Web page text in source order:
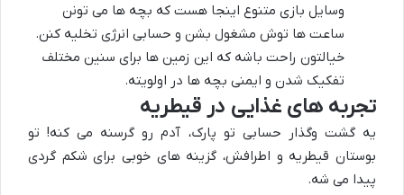
وسایل بازی متنوع اینجا هست که بچه ها می تونن
ساعت ها توش مشغول بشن و حسابی انرژی تخلیه کنن.
خیالتون راحت باشه که این زمین ها برای سنین مختلف
تفکیک شدن و ایمنی بچه ها در اولویته.
تجربه های غذایی در قیطریه
یه گشت وگذار حسابی تو پارک، آدم رو گرسنه می کنه! تو
بوستان قیطریه و اطرافش، گزینه های خوبی برای شکم گردی
پیدا می شه.